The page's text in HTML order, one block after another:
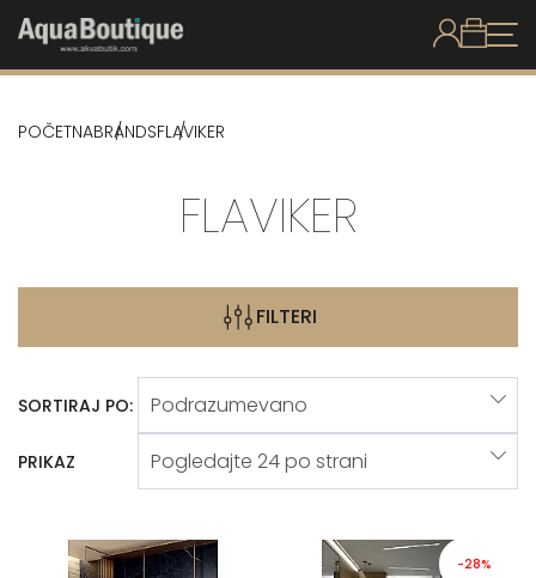
POČETNABRANDSFLAVIKER
FLAVIKER
FILTERI
SORTIRAJ PO:
PRIKAZ
-28%